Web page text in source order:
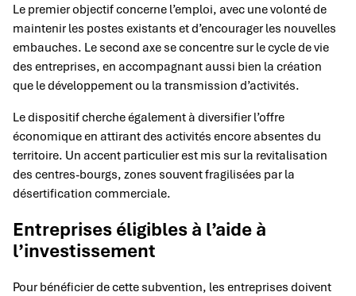
Le premier objectif concerne l’emploi, avec une volonté de
maintenir les postes existants et d’encourager les nouvelles
embauches. Le second axe se concentre sur le cycle de vie
des entreprises, en accompagnant aussi bien la création
que le développement ou la transmission d’activités.
Le dispositif cherche également à diversifier l’offre
économique en attirant des activités encore absentes du
territoire. Un accent particulier est mis sur la revitalisation
des centres-bourgs, zones souvent fragilisées par la
désertification commerciale.
Entreprises éligibles à l’aide à
l’investissement
Pour bénéficier de cette subvention, les entreprises doivent